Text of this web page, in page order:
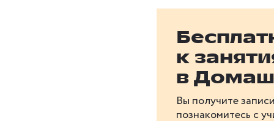
к
в
Вы получите
познакомитесь с